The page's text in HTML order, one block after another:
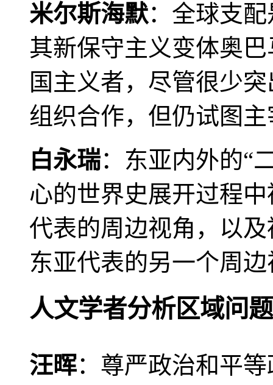
米尔斯海默：全球支
其新保守主义变体奥
国主义者，尽管很少
组织合作，但仍试图
白永瑞：东亚内外的“
心的世界史展开过程
代表的周边视角，以
东亚代表的另一个周
人文学者分析区域问题
汪晖：尊严政治和平